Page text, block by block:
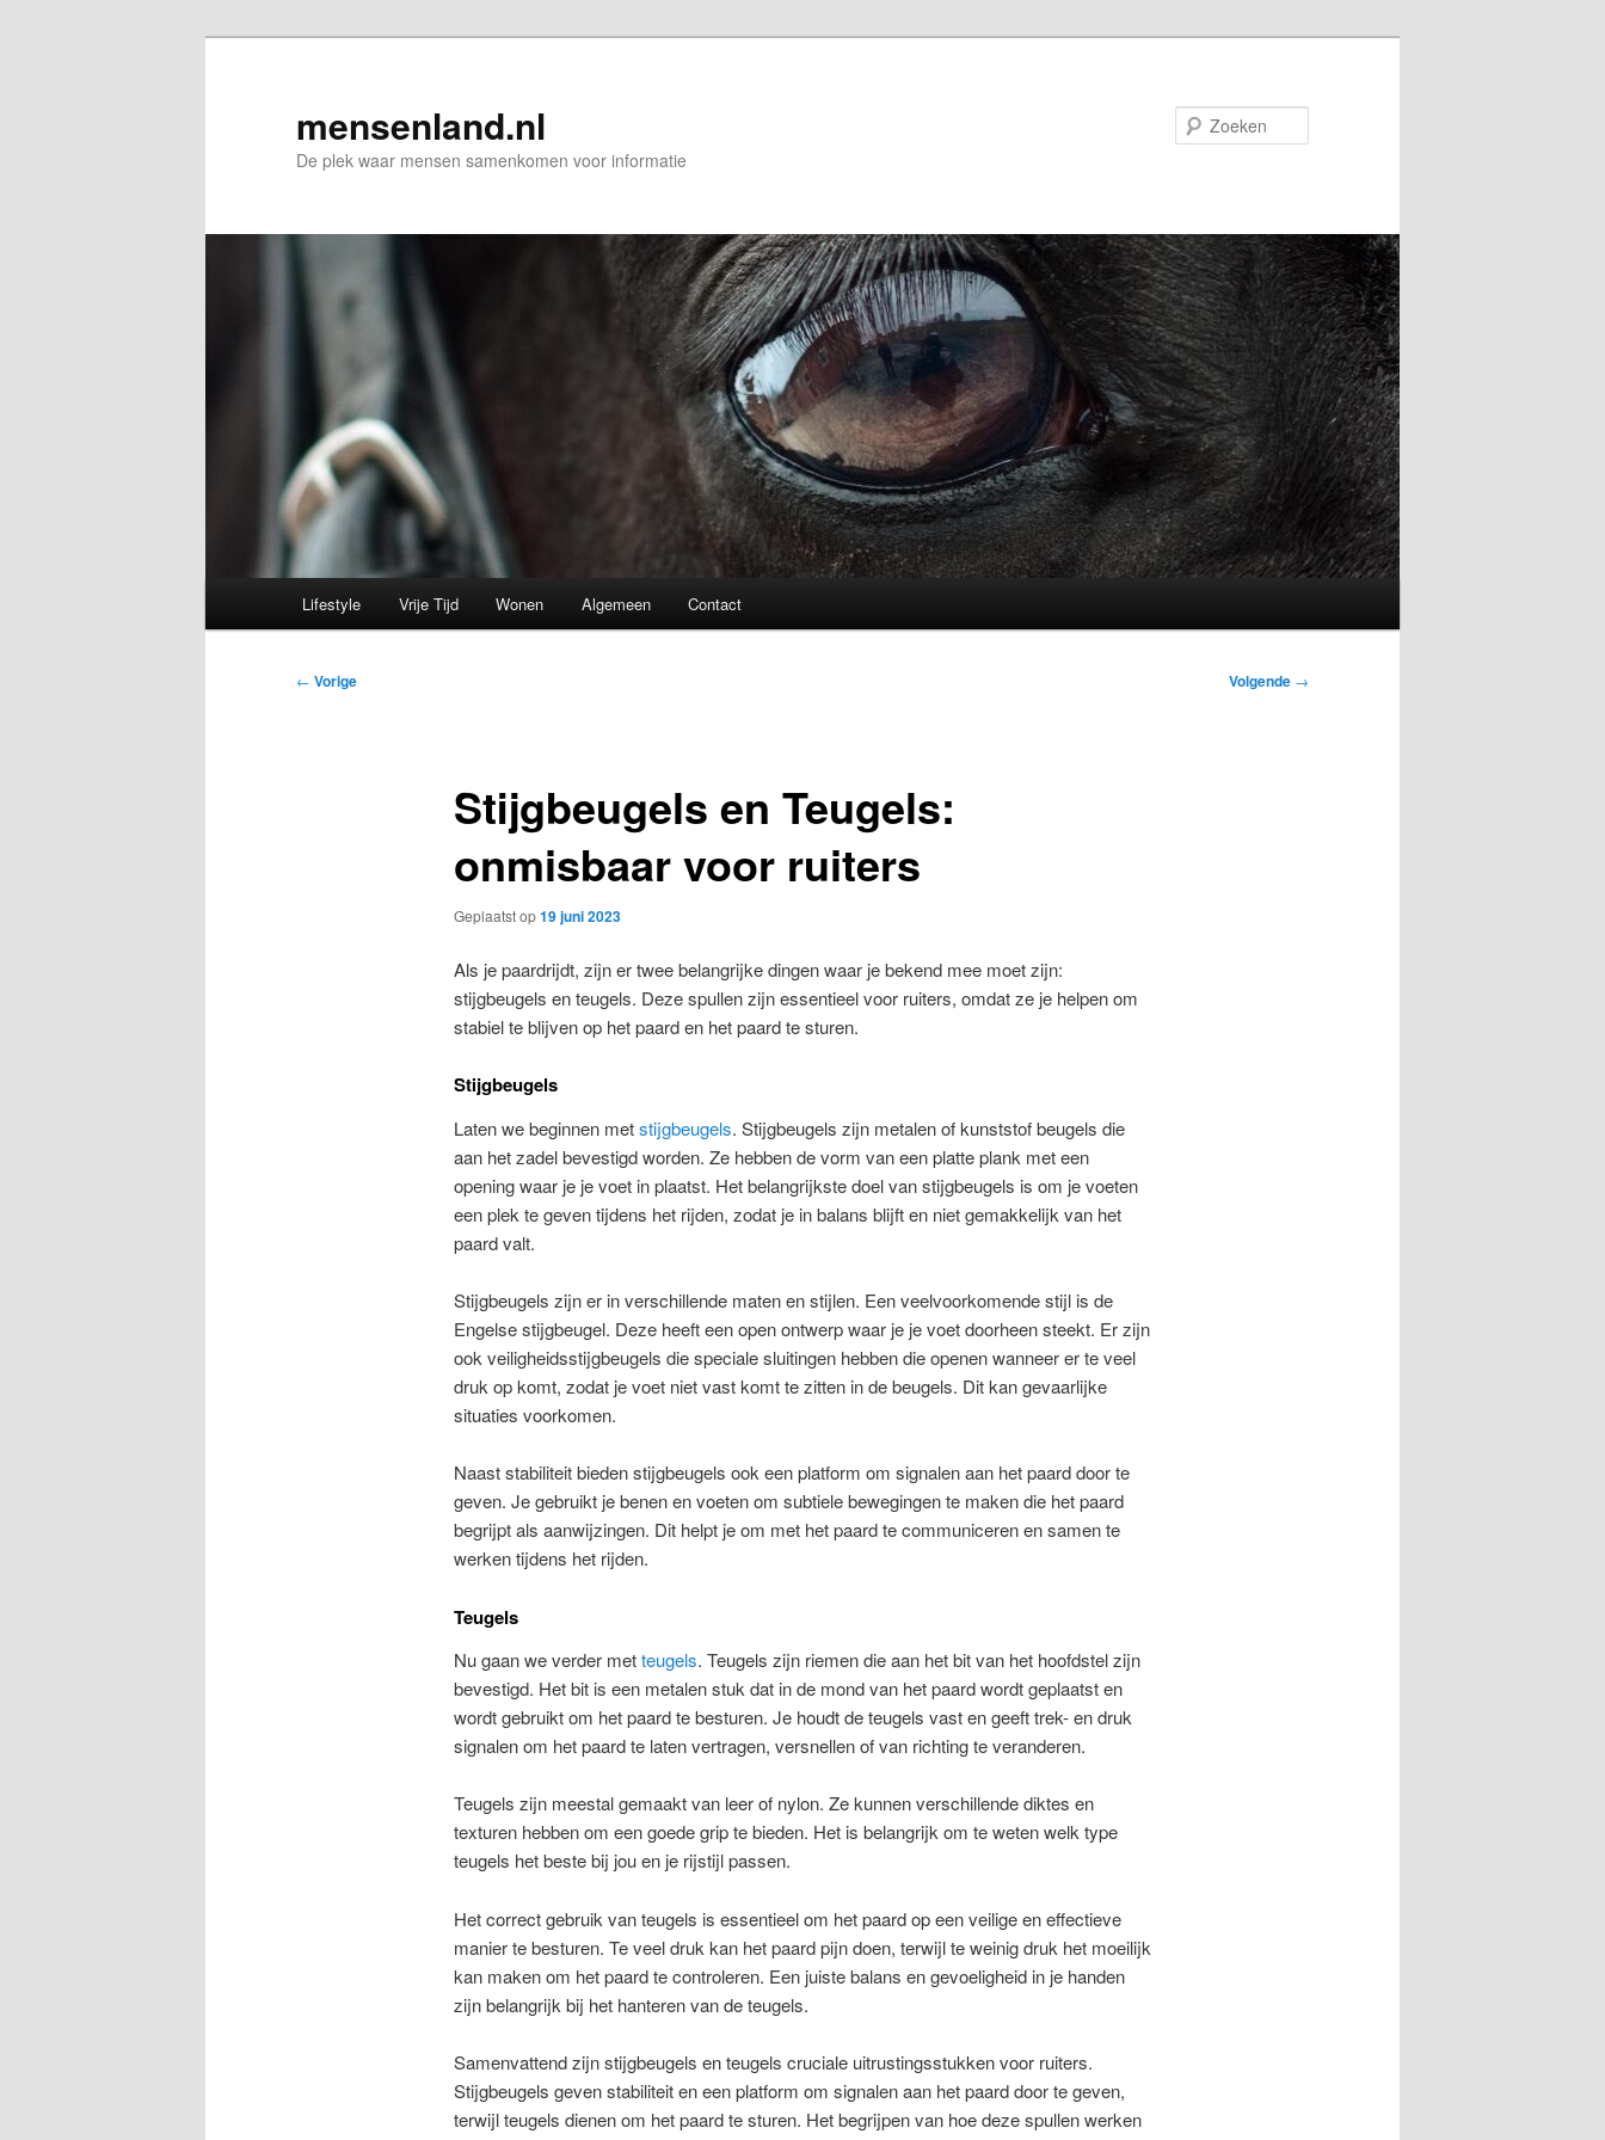
mensenland.nl
De plek waar mensen samenkomen voor informatie
Lifestyle Vrije Tijd Wonen Algemeen Contact
Bericht
← Vorige Volgende →
Stijgbeugels en Teugels:
onmisbaar voor ruiters
Geplaatst op19 juni 2023
Als je paardrijdt, zijn er twee belangrijke dingen waar je bekend mee moet zijn:
stijgbeugels en teugels. Deze spullen zijn essentieel voor ruiters, omdat ze je helpen om
stabiel te blijven op het paard en het paard te sturen.
Stijgbeugels
Laten we beginnen metstijgbeugels. Stijgbeugels zijn metalen of kunststof beugels die
aan het zadel bevestigd worden. Ze hebben de vorm van een platte plank met een
opening waar je je voet in plaatst. Het belangrijkste doel van stijgbeugels is om je voeten
een plek te geven tijdens het rijden, zodat je in balans blijft en niet gemakkelijk van het
paard valt.
Stijgbeugels zijn er in verschillende maten en stijlen. Een veelvoorkomende stijl is de
Engelse stijgbeugel. Deze heeft een open ontwerp waar je je voet doorheen steekt. Er zijn
ook veiligheidsstijgbeugels die speciale sluitingen hebben die openen wanneer er te veel
druk op komt, zodat je voet niet vast komt te zitten in de beugels. Dit kan gevaarlijke
situaties voorkomen.
Naast stabiliteit bieden stijgbeugels ook een platform om signalen aan het paard door te
geven. Je gebruikt je benen en voeten om subtiele bewegingen te maken die het paard
begrijpt als aanwijzingen. Dit helpt je om met het paard te communiceren en samen te
werken tijdens het rijden.
Teugels
Nu gaan we verder metteugels. Teugels zijn riemen die aan het bit van het hoofdstel zijn
bevestigd. Het bit is een metalen stuk dat in de mond van het paard wordt geplaatst en
wordt gebruikt om het paard te besturen. Je houdt de teugels vast en geeft trek- en druk
signalen om het paard te laten vertragen, versnellen of van richting te veranderen.
Teugels zijn meestal gemaakt van leer of nylon. Ze kunnen verschillende diktes en
texturen hebben om een goede grip te bieden. Het is belangrijk om te weten welk type
teugels het beste bij jou en je rijstijl passen.
Het correct gebruik van teugels is essentieel om het paard op een veilige en effectieve
manier te besturen. Te veel druk kan het paard pijn doen, terwijl te weinig druk het moeilijk
kan maken om het paard te controleren. Een juiste balans en gevoeligheid in je handen
zijn belangrijk bij het hanteren van de teugels.
Samenvattend zijn stijgbeugels en teugels cruciale uitrustingsstukken voor ruiters.
Stijgbeugels geven stabiliteit en een platform om signalen aan het paard door te geven,
terwijl teugels dienen om het paard te sturen. Het begrijpen van hoe deze spullen werken